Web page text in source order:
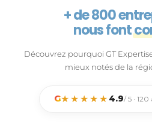
+ de 800
nous font
Découvrez pourquoi GT
mieux notés de la
G★★★★★ 4.9/ 5 ·